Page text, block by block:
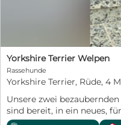
Yorkshire Terrier Welpen
Rassehunde
Yorkshire Terrier, Rüde, 4
Unsere zwei
sind bereit, in ein neues,
umzuziehen. Die Kleinen